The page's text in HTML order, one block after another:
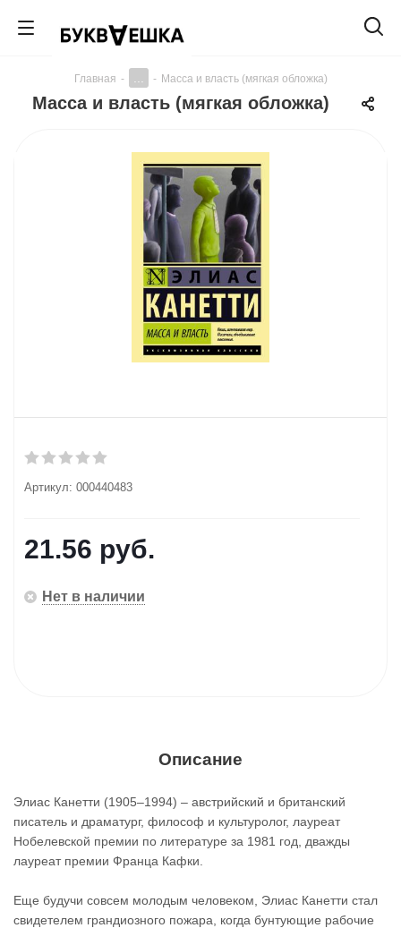
Главная - - Масса и власть (мягкая обложка)
Масса и власть (мягкая обложка)
Артикул: 000440483
21.56 руб.
Нет в наличии
Описание
Элиас Канетти (1905–1994) – австрийский и британский
писатель и драматург, философ и культуролог, лауреат
Нобелевской премии по литературе за 1981 год, дважды
лауреат премии Франца Кафки.
Еще будучи совсем молодым человеком, Элиас Канетти стал
свидетелем грандиозного пожара, когда бунтующие рабочие